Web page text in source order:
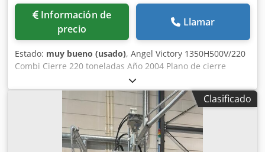
Información de
precio
Llamar
Estado: muy bueno (usado), Angel Victory 1350H500V/220
Combi Cierre 220 toneladas Año 2004 Plano de cierre
AnxAl 960x830 Anchura 55mm+40 mm 618 cm3+251
EC100/A03 Cedpspa Rhbjfx Ahlsrf Altura mínima del molde
320 mm Máximo 730mm
Clasificado